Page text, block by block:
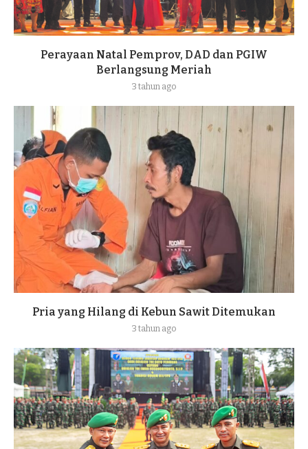
Perayaan Natal Pemprov, DAD dan PGIW
Berlangsung Meriah
3 tahun ago
Pria yang Hilang di Kebun Sawit Ditemukan
3 tahun ago